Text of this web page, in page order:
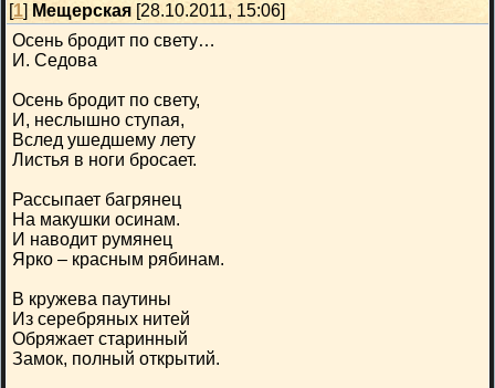
[1] Мещерская [28.10.2011, 15:06]
Осень бродит по свету…
И. Седова
Осень бродит по свету,
И, неслышно ступая,
Вслед ушедшему лету
Листья в ноги бросает.
Рассыпает багрянец
На макушки осинам.
И наводит румянец
Ярко – красным рябинам.
В кружева паутины
Из серебряных нитей
Обряжает старинный
Замок, полный открытий.